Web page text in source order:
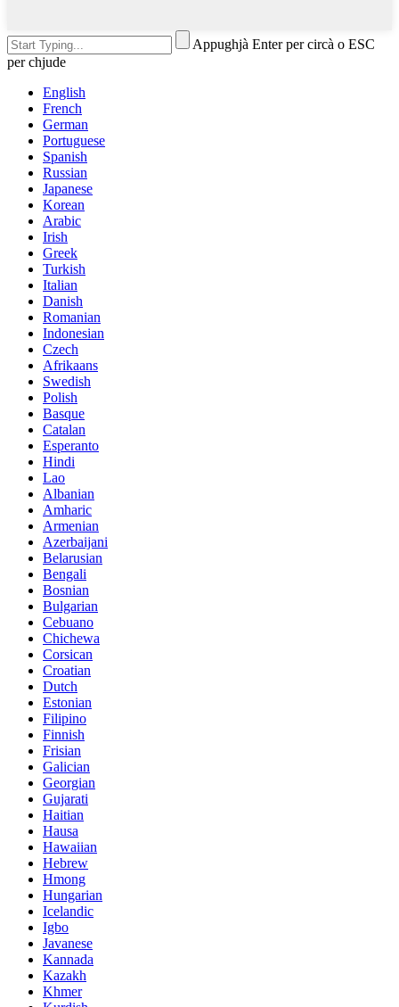
Appughjà Enter per circà o ESC
per chjude
English
French
German
Portuguese
Spanish
Russian
Japanese
Korean
Arabic
Irish
Greek
Turkish
Italian
Danish
Romanian
Indonesian
Czech
Afrikaans
Swedish
Polish
Basque
Catalan
Esperanto
Hindi
Lao
Albanian
Amharic
Armenian
Azerbaijani
Belarusian
Bengali
Bosnian
Bulgarian
Cebuano
Chichewa
Corsican
Croatian
Dutch
Estonian
Filipino
Finnish
Frisian
Galician
Georgian
Gujarati
Haitian
Hausa
Hawaiian
Hebrew
Hmong
Hungarian
Icelandic
Igbo
Javanese
Kannada
Kazakh
Khmer